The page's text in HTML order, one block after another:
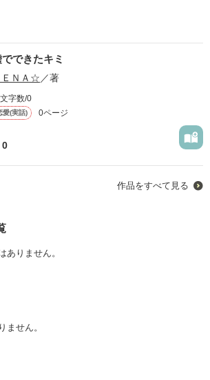
でできたキミ
ＥＮＡ☆ ／著
字数/0
愛(実話) 0ページ
0
作品をすべて見る
ありません。
ません。